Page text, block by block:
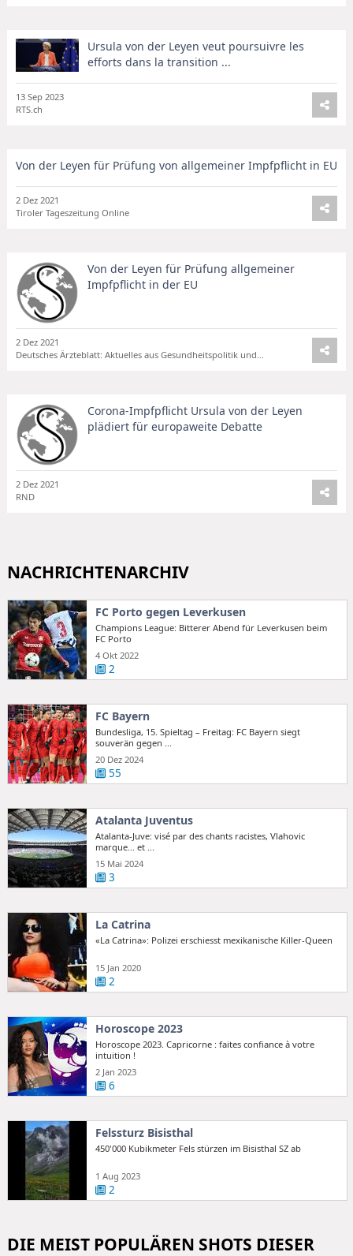
Ursula von der Leyen veut poursuivre les
efforts dans la transition ...
13 Sep 2023
RTS.ch
Von der Leyen für Prüfung von allgemeiner Impfpflicht in EU
2 Dez 2021
Tiroler Tageszeitung Online
Von der Leyen für Prüfung allgemeiner
Impfpflicht in der EU
2 Dez 2021
Deutsches Ärzteblatt: Aktuelles aus Gesundheitspolitik und Medizin
Corona-Impfpflicht Ursula von der Leyen
plädiert für europaweite Debatte
2 Dez 2021
RND
NACHRICHTENARCHIV
FC Porto gegen Leverkusen
Champions League: Bitterer Abend für Leverkusen beim
FC Porto
4 Okt 2022
2
FC Bayern
Bundesliga, 15. Spieltag – Freitag: FC Bayern siegt
souverän gegen ...
20 Dez 2024
55
Atalanta Juventus
Atalanta-Juve: visé par des chants racistes, Vlahovic
marque... et ...
15 Mai 2024
3
La Catrina
«La Catrina»: Polizei erschiesst mexikanische Killer-Queen
15 Jan 2020
2
Horoscope 2023
Horoscope 2023. Capricorne : faites confiance à votre
intuition !
2 Jan 2023
6
Felssturz Bisisthal
450'000 Kubikmeter Fels stürzen im Bisisthal SZ ab
1 Aug 2023
2
DIE MEIST POPULÄREN SHOTS DIESER